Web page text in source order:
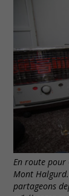
En route pour
Mont
partageons